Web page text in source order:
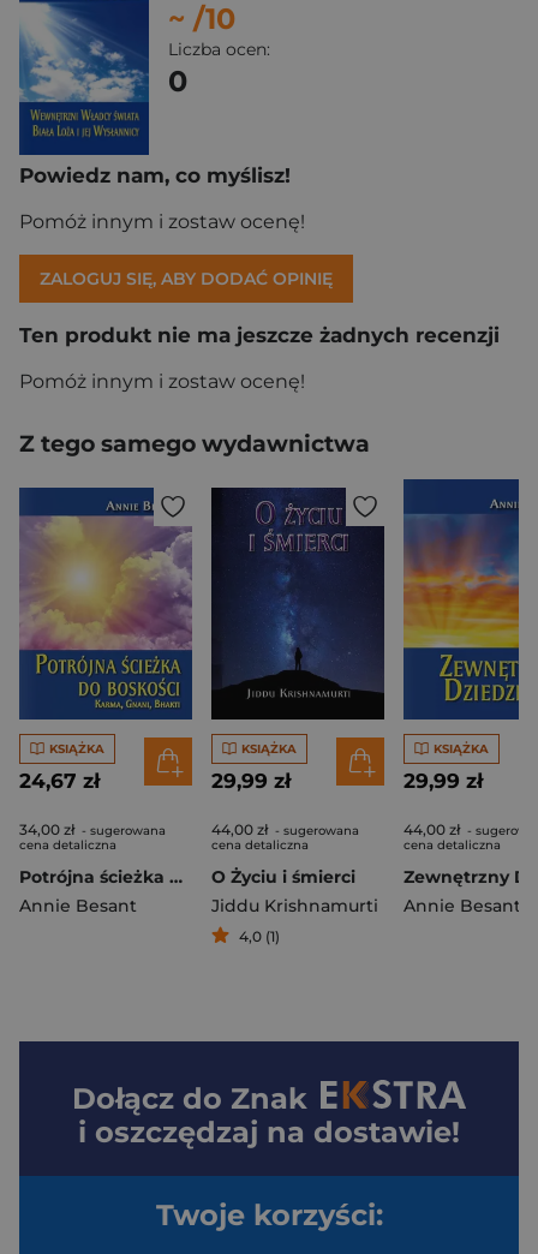
~ /10
Liczba ocen:
0
Powiedz nam, co myślisz!
Pomóż innym i zostaw ocenę!
ZALOGUJ SIĘ, ABY DODAĆ OPINIĘ
Ten produkt nie ma jeszcze żadnych recenzji
Pomóż innym i zostaw ocenę!
Z tego samego wydawnictwa
KSIĄŻKA
24,67 zł
34,00 zł - sugerowana
cena detaliczna
Potrójna ścieżka do boskości
Annie Besant
KSIĄŻKA
29,99 zł
44,00 zł - sugerowana
cena detaliczna
O Życiu i śmierci
Jiddu Krishnamurti
4,0 (1)
KSIĄŻKA
29,99 zł
44,00 zł -
cena detaliczna
Annie Besant
Dołącz do Znak
i oszczędzaj na dostawie!
Twoje korzyści: